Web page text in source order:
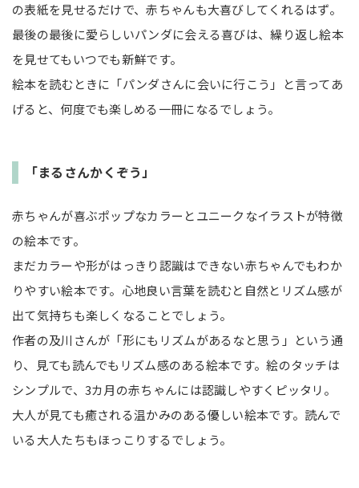
の表紙を見せるだけで、赤ちゃんも大喜びしてくれるはず。
最後の最後に愛らしいパンダに会える喜びは、繰り返し絵本
を見せてもいつでも新鮮です。
絵本を読むときに「パンダさんに会いに行こう」と言ってあ
げると、何度でも楽しめる一冊になるでしょう。
「まるさんかくぞう」
赤ちゃんが喜ぶポップなカラーとユニークなイラストが特徴
の絵本です。
まだカラーや形がはっきり認識はできない赤ちゃんでもわか
りやすい絵本です。心地良い言葉を読むと自然とリズム感が
出て気持ちも楽しくなることでしょう。
作者の及川さんが「形にもリズムがあるなと思う」という通
り、見ても読んでもリズム感のある絵本です。絵のタッチは
シンプルで、3カ月の赤ちゃんには認識しやすくピッタリ。
大人が見ても癒される温かみのある優しい絵本です。読んで
いる大人たちもほっこりするでしょう。